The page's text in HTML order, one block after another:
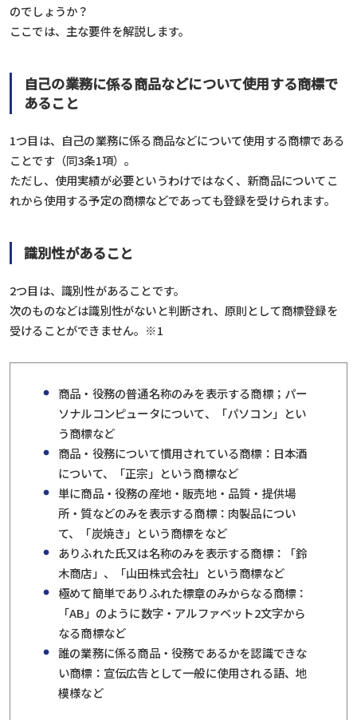
のでしょうか？
ここでは、主な要件を解説します。
自己の業務に係る商品などについて使用する商標で
あること
1つ目は、自己の業務に係る商品などについて使用する商標である
ことです（同3条1項）。
ただし、使用実績が必要というわけではなく、新商品についてこ
れから使用する予定の商標などであっても登録を受けられます。
識別性があること
2つ目は、識別性があることです。
次のものなどは識別性がないと判断され、原則として商標登録を
受けることができません。 ※1
商品・役務の普通名称のみを表示する商標；パー
ソナルコンピュータについて、「パソコン」とい
う商標など
商品・役務について慣用されている商標：日本酒
について、「正宗」という商標など
単に商品・役務の産地・販売地・品質・提供場
所・質などのみを表示する商標：肉製品につい
て、「炭焼き」という商標をなど
ありふれた氏又は名称のみを表示する商標：「鈴
木商店」、「山田株式会社」という商標など
極めて簡単でありふれた標章のみからなる商標：
「AB」のように数字・アルファベット2文字から
なる商標など
誰の業務に係る商品・役務であるかを認識できな
い商標：宣伝広告として一般に使用される語、地
模様など